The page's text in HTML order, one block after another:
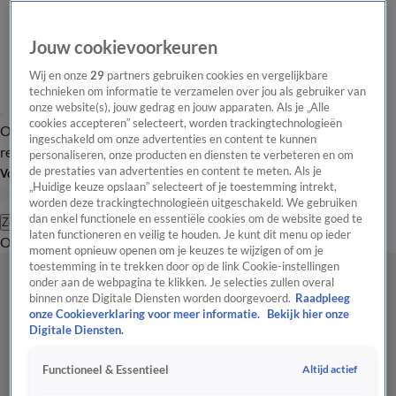
Overzicht Laatste nieuws Regionieuws Het beste van Hart
Tip de
redactie
Volg Hart van Nederland
Zoeken
OverzichtRegioUitzendingenWeerTip de redactiePanelVideo's
Jouw cookievoorkeuren
Wij en onze29 partners gebruiken cookies en vergelijkbare
technieken om informatie te verzamelen over jou als gebruiker van
onze website(s), jouw gedrag en jouw apparaten. Als je „Alle
cookies accepteren” selecteert, worden trackingtechnologieën
ingeschakeld om onze advertenties en content te kunnen
personaliseren, onze producten en diensten te verbeteren en om
de prestaties van advertenties en content te meten. Als je
„Huidige keuze opslaan” selecteert of je toestemming intrekt,
worden deze trackingtechnologieën uitgeschakeld. We gebruiken
dan enkel functionele en essentiële cookies om de website goed te
laten functioneren en veilig te houden. Je kunt dit menu op ieder
moment opnieuw openen om je keuzes te wijzigen of om je
toestemming in te trekken door op de link Cookie-instellingen
onder aan de webpagina te klikken. Je selecties zullen overal
binnen onze Digitale Diensten worden doorgevoerd. Raadpleeg
onze Cookieverklaring voor meer informatie.
Bekijk hier onze
Digitale Diensten.
Functioneel & Essentieel Altijd actief